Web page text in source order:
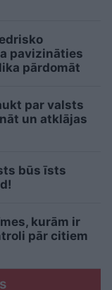
pavizināties
pārdomāt
par valsts
un atklājas
būs īsts
kurām ir
pār citiem